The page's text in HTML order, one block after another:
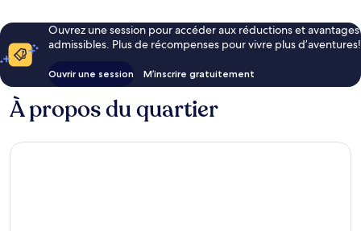
Ouvrez une session pour accéder aux réductions et avantages
admissibles. Plus de récompenses pour vivre plus d’aventures!
Ouvrir une session M’inscrire gratuitement
À propos du quartier